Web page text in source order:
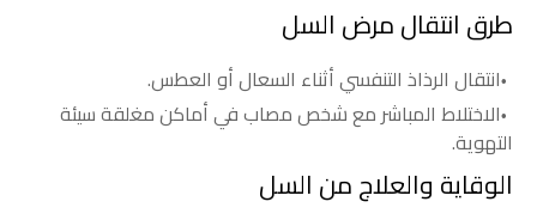
طرق انتقال مرض السل
انتقال الرذاذ التنفسي أثناء السعال أو العطس.
الاختلاط المباشر مع شخص مصاب في أماكن مغلقة سيئة
التهوية.
الوقاية والعلاج من السل